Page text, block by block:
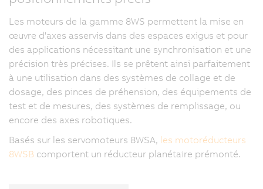
Les moteurs de la gamme 8WS permettent la mise en
œuvre d'axes asservis dans des espaces exigus et pour
des applications nécessitant une synchronisation et une
précision très précises. Ils se prêtent ainsi parfaitement
à une utilisation dans des systèmes de collage et de
dosage, des pinces de préhension, des équipements de
test et de mesures, des systèmes de remplissage, ou
encore des axes robotiques.
Basés sur les servomoteurs 8WSA, les motoréducteurs
8WSB comportent un réducteur planétaire prémonté.